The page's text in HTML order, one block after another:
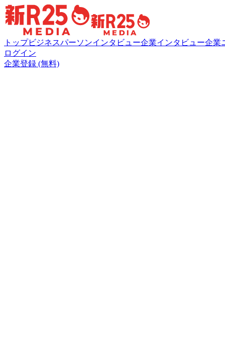
トップビジネスパーソンインタビュー企業インタビュー企業
ログイン
企業登録 (無料)